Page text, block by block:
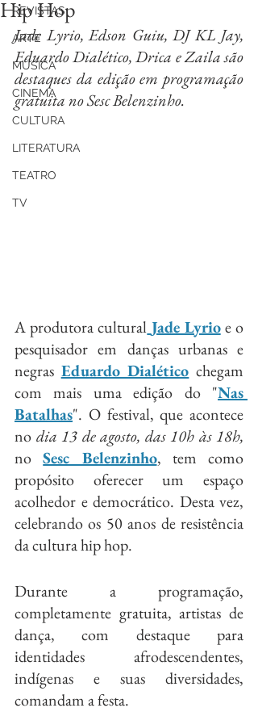
REVISTAS
ARTE
MÚSICA
CINEMA
CULTURA
LITERATURA
TEATRO
TV
Hip Hop
Jade Lyrio, Edson Guiu, DJ KL Jay,
Eduardo Dialético, Drica e Zaila são
destaques da edição em programação
gratuita no Sesc Belenzinho.
A produtora cultural Jade Lyrio e o
pesquisador em danças urbanas e
negras Eduardo Dialético chegam
com mais uma edição do "Nas
Batalhas". O festival, que acontece
no
no Sesc Belenzinho, tem como
propósito oferecer um espaço
acolhedor e democrático. Desta vez,
celebrando os 50 anos de resistência
da cultura hip hop.
Durante a programação,
completamente gratuita, artistas de
dança, com destaque para
identidades afrodescendentes,
indígenas e suas diversidades,
comandam a festa.